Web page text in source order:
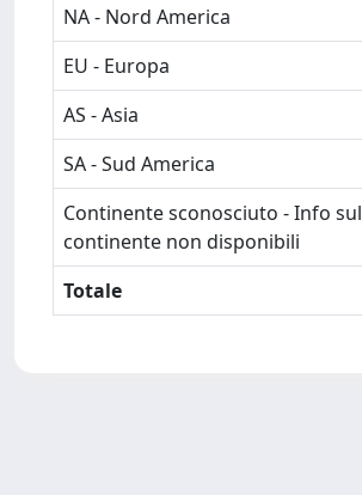
NA - Nord America
EU - Europa
AS - Asia
SA - Sud America
Continente sconosciuto - Info sul
continente non disponibili
Totale